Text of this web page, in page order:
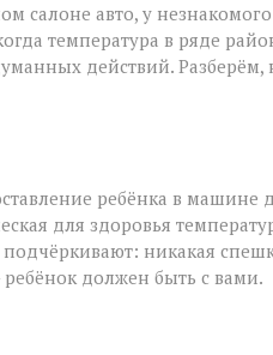
салоне авто, у
температура в ряде
действий. Разберём,
ребёнка в машине
для здоровья
никакая
должен быть с вами.